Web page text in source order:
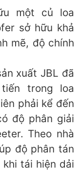
một củ loa
sở hữu khả
mẽ, độ chính
xuất JBL đã
trong loa
phải kể đến
độ phân giải
Theo nhà
độ phân tán
tái hiện dải